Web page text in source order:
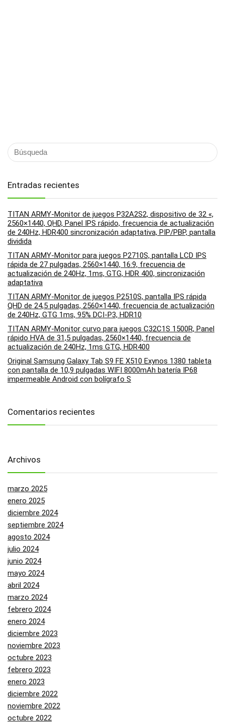
Entradas recientes
TITAN ARMY-Monitor de juegos P32A2S2, dispositivo de 32 «,
2560×1440, QHD, Panel IPS rápido, frecuencia de actualización
de 240Hz, HDR400 sincronización adaptativa, PIP/PBP, pantalla
dividida
TITAN ARMY-Monitor para juegos P2710S, pantalla LCD IPS
rápida de 27 pulgadas, 2560×1440, 16:9, frecuencia de
actualización de 240Hz, 1ms, GTG, HDR 400, sincronización
adaptativa
TITAN ARMY-Monitor de juegos P2510S, pantalla IPS rápida
QHD de 24,5 pulgadas, 2560×1440, frecuencia de actualización
de 240Hz, GTG 1ms, 95% DCI-P3, HDR10
TITAN ARMY-Monitor curvo para juegos C32C1S 1500R, Panel
rápido HVA de 31,5 pulgadas, 2560×1440, frecuencia de
actualización de 240Hz, 1ms GTG, HDR400
Original Samsung Galaxy Tab S9 FE X510 Exynos 1380 tableta
con pantalla de 10,9 pulgadas WIFI 8000mAh batería IP68
impermeable Android con bolígrafo S
Comentarios recientes
Archivos
marzo 2025
enero 2025
diciembre 2024
septiembre 2024
agosto 2024
julio 2024
junio 2024
mayo 2024
abril 2024
marzo 2024
febrero 2024
enero 2024
diciembre 2023
noviembre 2023
octubre 2023
febrero 2023
enero 2023
diciembre 2022
noviembre 2022
octubre 2022